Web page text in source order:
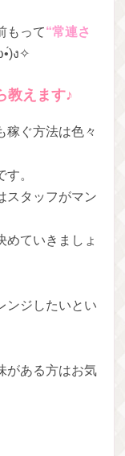
もって“常連さ
ง✧
教えます♪
稼ぐ方法は色々
す。
スタッフがマン
めていきましょ
ンジしたいとい
がある方はお気